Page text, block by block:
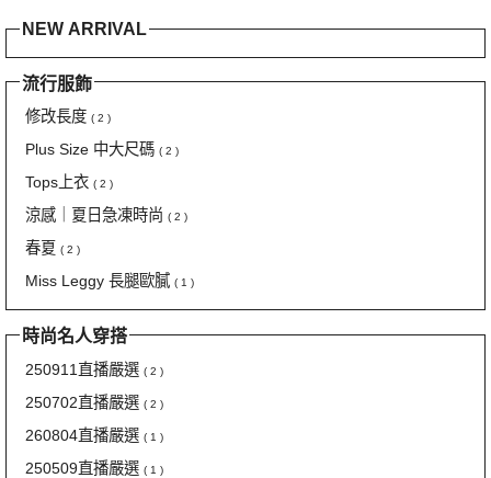
NEW ARRIVAL
流行服飾
修改長度 ( 2 )
Plus Size 中大尺碼 ( 2 )
Tops上衣 ( 2 )
涼感｜夏日急凍時尚 ( 2 )
春夏 ( 2 )
Miss Leggy 長腿歐膩 ( 1 )
時尚名人穿搭
250911直播嚴選 ( 2 )
250702直播嚴選 ( 2 )
260804直播嚴選 ( 1 )
250509直播嚴選 ( 1 )